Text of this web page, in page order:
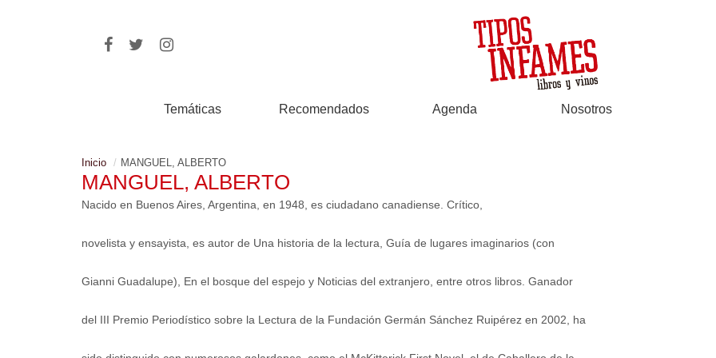
Temáticas Recomendados Agenda Nosotros
Inicio MANGUEL, ALBERTO
MANGUEL, ALBERTO
Nacido en Buenos Aires, Argentina, en 1948, es ciudadano canadiense. Crítico,
novelista y ensayista, es autor de Una historia de la lectura, Guía de lugares imaginarios (con
Gianni Guadalupe), En el bosque del espejo y Noticias del extranjero, entre otros libros. Ganador
del III Premio Periodístico sobre la Lectura de la Fundación Germán Sánchez Ruipérez en 2002, ha